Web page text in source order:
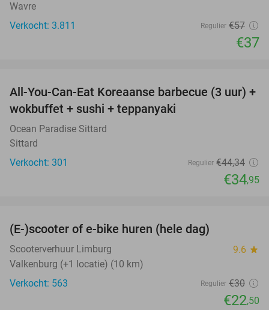
Wavre
Verkocht: 3.811
Regulier €57
€37
21%
All-You-Can-Eat Koreaanse barbecue (3 uur) +
wokbuffet + sushi + teppanyaki
Ocean Paradise Sittard
Sittard
Verkocht: 301
Regulier €44,34
€34,95
(E-)scooter of e-bike huren (hele dag)
Scooterverhuur Limburg 9.6 star
Valkenburg (+1 locatie) (10 km)
Verkocht: 563
Regulier €30
€22,50